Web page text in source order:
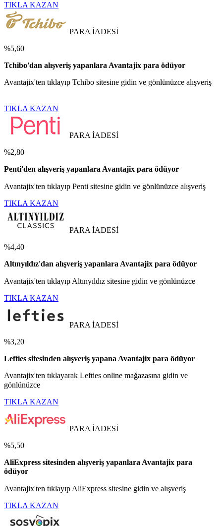
TIKLA KAZAN
PARA İADESİ
%5,60
Tchibo'dan alışveriş yapanlara Avantajix para ödüyor
Avantajix'ten tıklayıp Tchibo sitesine gidin ve gönlünüzce alışveriş
TIKLA KAZAN
PARA İADESİ
%2,80
Penti'den alışveriş yapanlara Avantajix para ödüyor
Avantajix'ten tıklayıp Penti sitesine gidin ve gönlünüzce alışveriş
TIKLA KAZAN
PARA İADESİ
%4,40
Altınyıldız'dan alışveriş yapanlara Avantajix para ödüyor
Avantajix'ten tıklayıp Altınyıldız sitesine gidin ve gönlünüzce
TIKLA KAZAN
PARA İADESİ
%3,20
Lefties sitesinden alışveriş yapana Avantajix para ödüyor
Avantajix'ten tıklayarak Lefties online mağazasına gidin ve
gönlünüzce
TIKLA KAZAN
PARA İADESİ
%5,50
AliExpress sitesinden alışveriş yapanlara Avantajix para
ödüyor
Avantajix'ten tıklayıp AliExpress sitesine gidin ve alışveriş
TIKLA KAZAN